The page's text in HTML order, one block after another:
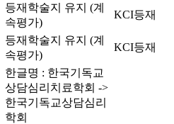
등재학술지 유지 (계
속평가)
KCI등재
등재학술지 유지 (계
속평가)
KCI등재
한글명 : 한국기독교
상담심리치료학회 ->
한국기독교상담심리
학회